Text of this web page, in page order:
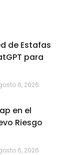
de Estafas
para
6, 2026
en el
Riesgo
6, 2026